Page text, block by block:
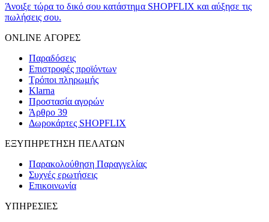
Άνοιξε τώρα το δικό σου κατάστημα SHOPFLIX και αύξησε τις
πωλήσεις σου.
ONLINE ΑΓΟΡΕΣ
Παραδόσεις
Επιστροφές προϊόντων
Τρόποι πληρωμής
Klarna
Προστασία αγορών
Άρθρο 39
Δωροκάρτες SHOPFLIX
ΕΞΥΠΗΡΕΤΗΣΗ ΠΕΛΑΤΩΝ
Παρακολούθηση Παραγγελίας
Συχνές ερωτήσεις
Επικοινωνία
ΥΠΗΡΕΣΙΕΣ